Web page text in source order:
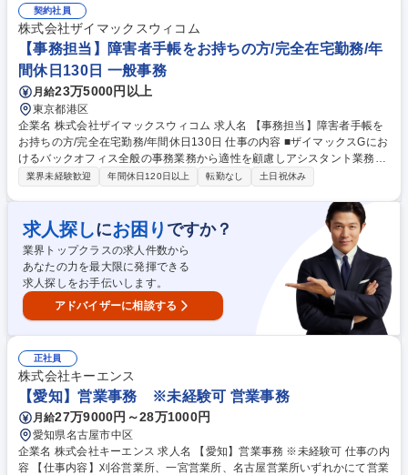
「チームで成果を出す文化」があり、良いやり方を積極的に共有しながら
常に改善を目指す風土のため、安心して業務に取り組んでいただけます。
募集職種 【大阪・京都・滋賀】営業事務 ※未経験可
契約社員
株式会社ザイマックスウィコム
【事務担当】障害者手帳をお持ちの方/完全在宅勤務/年
間休日130日 一般事務
月給23万5000円以上
東京都港区
企業名 株式会社ザイマックスウィコム 求人名 【事務担当】障害者手帳を
お持ちの方/完全在宅勤務/年間休日130日 仕事の内容 ■ザイマックスGにお
けるバックオフィス全般の事務業務から適性を顧慮しアシスタント業務お
任せします。入社後はオンラインの環境下ですが丁寧に業務を教えますの
本日の行ったことの共有を行います。 ■具体的な業務内容 ・データ入力
・チェック業務 ・書類整理 ・業務サポート など ※スキルやご経験、ご障
害への配慮を考慮して、人事、総務、経理、法務、営業事務などの分野か
ら特定し業務をお任せ致します。 ≪変更の範囲：会社の定める業務≫ 募
集職種 【事務担当】障害者手帳をお持ちの方/完全在宅勤務/年間休日130
日
業界未経験歓迎 年間休日120日以上 転勤なし 土日祝休み
求人探しにお困り ですか？
業界トップクラスの求人件数から
あなたの力を最大限に発揮できる
求人探しをお手伝いします。
アドバイザーに相談する
正社員
株式会社キーエンス
【愛知】営業事務 ※未経験可 営業事務
月給27万9000円～28万1000円
愛知県名古屋市中区
企業名 株式会社キーエンス 求人名 【愛知】営業事務 ※未経験可 仕事の内
容 【仕事内容】刈谷営業所、一宮営業所、名古屋営業所いずれかにて営業